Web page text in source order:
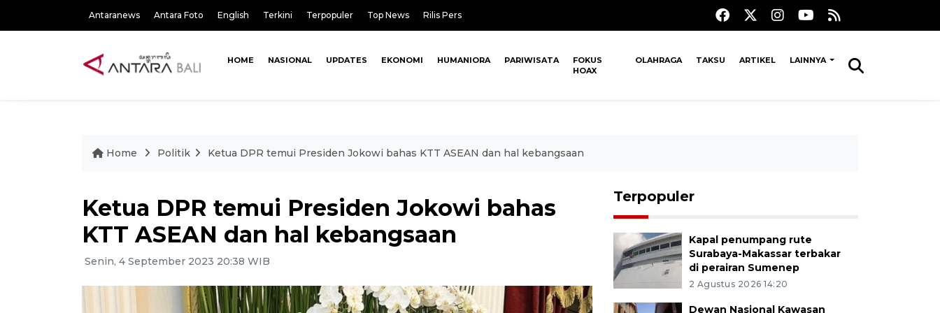
Antaranews Antara Foto English Terkini Terpopuler Top News Rilis Pers
HOME NASIONAL UPDATES EKONOMI HUMANIORA PARIWISATA
FOKUS
HOAX
OLAHRAGA TAKSU ARTIKEL LAINNYA
Home Politik Ketua DPR temui Presiden Jokowi bahas KTT ASEAN dan hal kebangsaan
Ketua DPR temui Presiden Jokowi bahas
KTT ASEAN dan hal kebangsaan
Senin, 4 September 2023 20:38 WIB
Terpopuler
Kapal penumpang rute
Surabaya-Makassar terbakar
di perairan Sumenep
2 Agustus 2026 14:20
Dewan Nasional Kawasan